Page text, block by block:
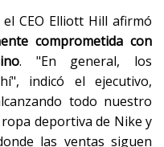
CEO Elliott Hill afirmó
comprometida con
. "En general, los
indicó el ejecutivo,
todo nuestro
deportiva de Nike y
las ventas siguen